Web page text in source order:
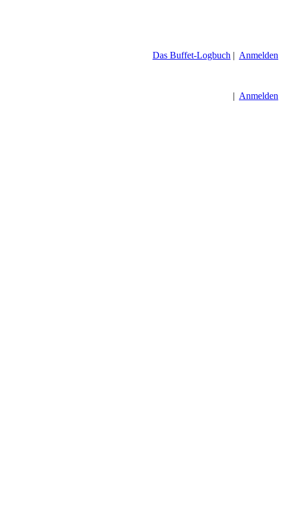
Das Buffet-Logbuch | Anmelden
| Anmelden